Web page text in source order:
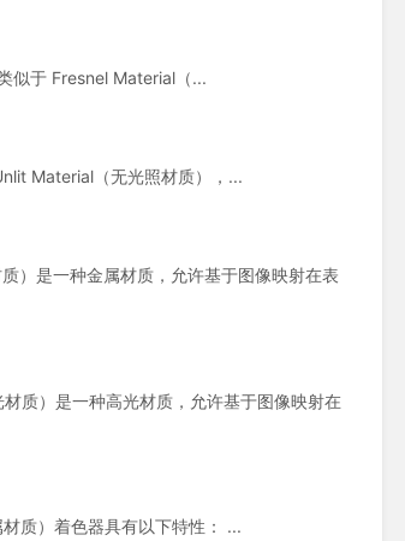
似于 Fresnel Material（...
Material（无光照材质），...
）是一种金属材质，允许基于图像映射在表
质）是一种高光材质，允许基于图像映射在
质）着色器具有以下特性： ...